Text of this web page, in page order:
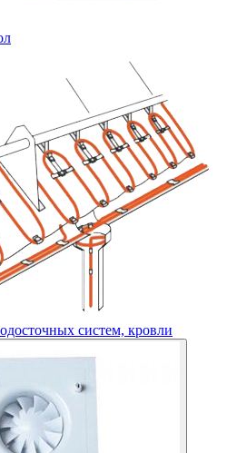
систем, кровли